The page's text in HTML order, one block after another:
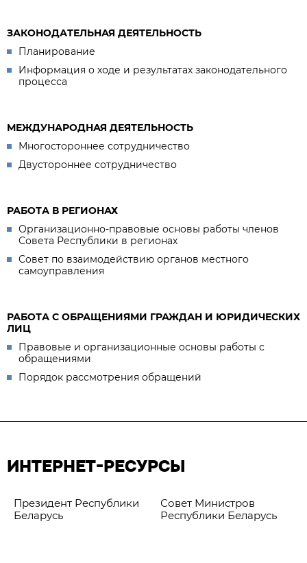
ЗАКОНОДАТЕЛЬНАЯ ДЕЯТЕЛЬНОСТЬ
Планирование
Информация о ходе и результатах законодательного
процесса
МЕЖДУНАРОДНАЯ ДЕЯТЕЛЬНОСТЬ
Многостороннее сотрудничество
Двустороннее сотрудничество
РАБОТА В РЕГИОНАХ
Организационно-правовые основы работы членов
Совета Республики в регионах
Совет по взаимодействию органов местного
самоуправления
РАБОТА С ОБРАЩЕНИЯМИ ГРАЖДАН И ЮРИДИЧЕСКИХ
ЛИЦ
Правовые и организационные основы работы с
обращениями
Порядок рассмотрения обращений
ИНТЕРНЕТ-РЕСУРСЫ
Президент Республики
Беларусь
Совет Министров
Республики Беларусь